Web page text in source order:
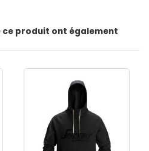
ce produit ont également